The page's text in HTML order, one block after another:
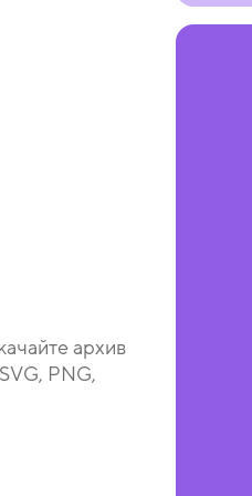
архив
PNG,